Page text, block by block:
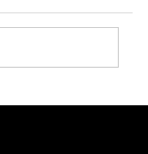
by Hej Studio